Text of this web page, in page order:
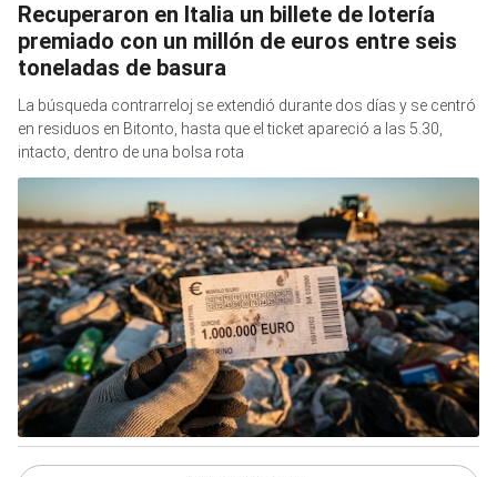
Recuperaron en Italia un billete de lotería
premiado con un millón de euros entre seis
toneladas de basura
La búsqueda contrarreloj se extendió durante dos días y se centró
en residuos en Bitonto, hasta que el ticket apareció a las 5.30,
intacto, dentro de una bolsa rota